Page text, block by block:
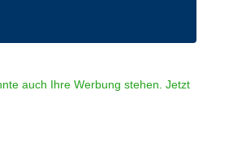
auch Ihre Werbung stehen. Jetzt